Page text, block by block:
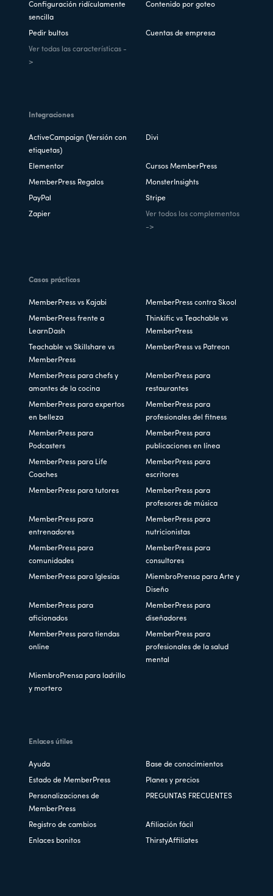
Configuración ridículamente
sencilla
Contenido por goteo
Pedir bultos Cuentas de empresa
Ver todas las características -
>
Integraciones
ActiveCampaign (Versión con
etiquetas)
Divi
Elementor Cursos MemberPress
MemberPress Regalos MonsterInsights
PayPal Stripe
Zapier
Ver todos los complementos
->
Casos prácticos
MemberPress vs Kajabi MemberPress contra Skool
MemberPress frente a
LearnDash
Thinkific vs Teachable vs
MemberPress
Teachable vs Skillshare vs
MemberPress
MemberPress vs Patreon
MemberPress para chefs y
amantes de la cocina
MemberPress para
restaurantes
MemberPress para expertos
en belleza
MemberPress para
profesionales del fitness
MemberPress para
Podcasters
MemberPress para
publicaciones en línea
MemberPress para Life
Coaches
MemberPress para
escritores
MemberPress para tutores
MemberPress para
profesores de música
MemberPress para
entrenadores
MemberPress para
nutricionistas
MemberPress para
comunidades
MemberPress para
consultores
MemberPress para Iglesias
MiembroPrensa para Arte y
Diseño
MemberPress para
aficionados
MemberPress para
diseñadores
MemberPress para tiendas
online
MemberPress para
profesionales de la salud
mental
MiembroPrensa para ladrillo
y mortero
Enlaces útiles
Ayuda Base de conocimientos
Estado de MemberPress Planes y precios
Personalizaciones de
MemberPress
PREGUNTAS FRECUENTES
Registro de cambios Afiliación fácil
Enlaces bonitos ThirstyAffiliates